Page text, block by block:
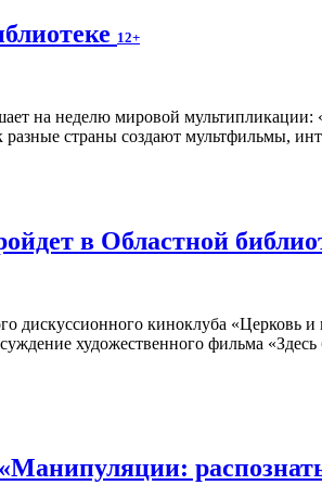
12+
на неделю мировой
страны создают мультфильмы,
в Областной
дискуссионного киноклуба «Церковь
художественного фильма